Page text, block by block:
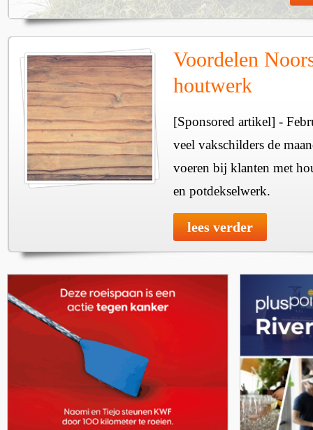
Voordelen
houtwerk
[Sponsored artikel] -
veel vakschilders de
voeren bij klanten met
en potdekselwerk.
lees verder